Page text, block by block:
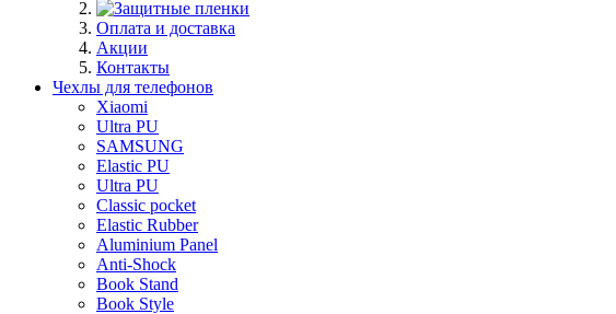
Оплата и доставка
Акции
Контакты
Чехлы для телефонов
Xiaomi
Ultra PU
SAMSUNG
Elastic PU
Ultra PU
Classic pocket
Elastic Rubber
Aluminium Panel
Anti-Shock
Book Stand
Book Style